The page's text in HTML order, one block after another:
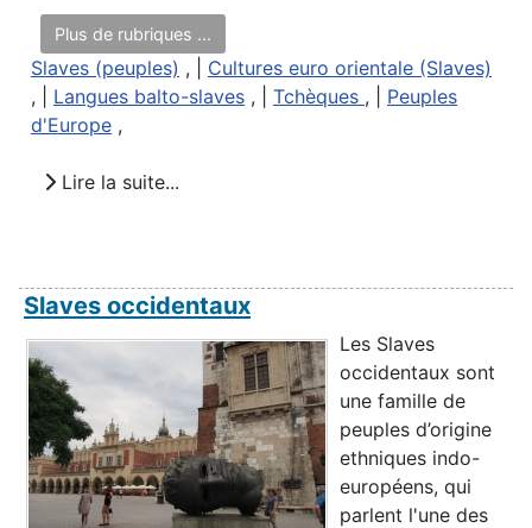
Plus de rubriques ...
Slaves (peuples) , | Cultures euro orientale (Slaves)
, | Langues balto-slaves , | Tchèques , | Peuples
d'Europe ,
Lire la suite...
Slaves occidentaux
Les Slaves
occidentaux sont
une famille de
peuples d’origine
ethniques indo-
européens, qui
parlent l'une des